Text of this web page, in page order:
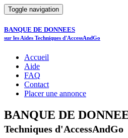
Toggle navigation
BANQUE DE DONNEES
sur les Aides Techniques d'AccessAndGo
Accueil
Aide
FAQ
Contact
Placer une annonce
BANQUE DE
Techniques d'AccessAndGo